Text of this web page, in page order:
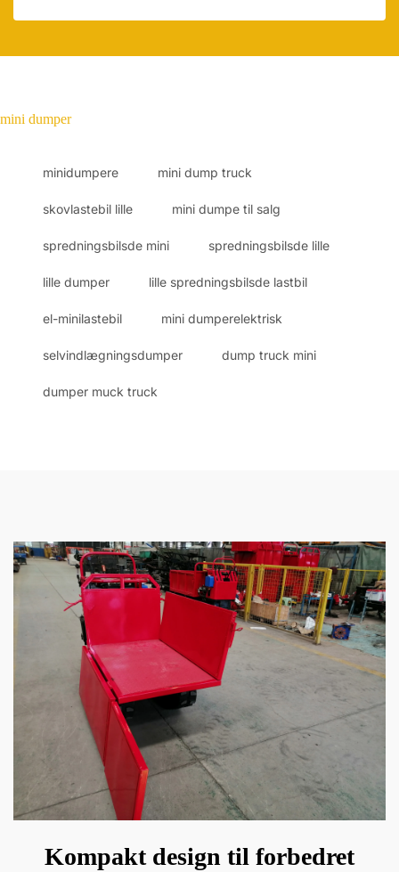
mini dumper
minidumpere mini dump truck
skovlastebil lille mini dumpe til salg
spredningsbilsde mini spredningsbilsde lille
lille dumper lille spredningsbilsde lastbil
el-minilastebil mini dumperelektrisk
selvindlægningsdumper dump truck mini
dumper muck truck
Kompakt design til forbedret